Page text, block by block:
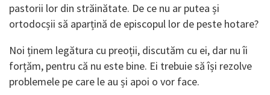
pastorii lor din străinătate. De ce nu ar putea și
ortodocșii să aparțină de episcopul lor de peste hotare?
Noi ținem legătura cu preoții, discutăm cu ei, dar nu îi
forțăm, pentru că nu este bine. Ei trebuie să își rezolve
problemele pe care le au și apoi o vor face.